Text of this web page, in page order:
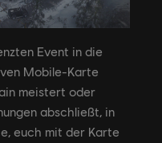
Event in die
Mobile-Karte
meistert oder
abschließt, in
euch mit der Karte